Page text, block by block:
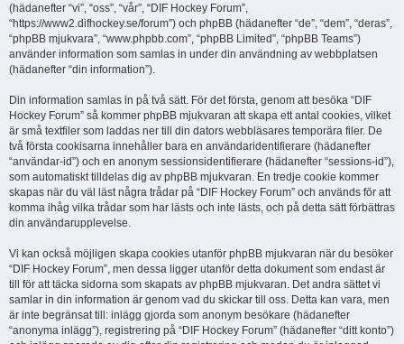
(hädanefter “vi”, “oss”, “vår”, “DIF Hockey Forum”,
“https://www2.difhockey.se/forum”) och phpBB (hädanefter “de”, “dem”, “deras”,
“phpBB mjukvara”, “www.phpbb.com”, “phpBB Limited”, “phpBB Teams”)
använder information som samlas in under din användning av webbplatsen
(hädanefter “din information”).
Din information samlas in på två sätt. För det första, genom att besöka “DIF
Hockey Forum” så kommer phpBB mjukvaran att skapa ett antal cookies, vilket
är små textfiler som laddas ner till din dators webbläsares temporära filer. De
två första cookisarna innehåller bara en användaridentifierare (hädanefter
“användar-id”) och en anonym sessionsidentifierare (hädanefter “sessions-id”),
som automatiskt tilldelas dig av phpBB mjukvaran. En tredje cookie kommer
skapas när du väl läst några trådar på “DIF Hockey Forum” och används för att
komma ihåg vilka trådar som har lästs och inte lästs, och på detta sätt förbättras
din användarupplevelse.
Vi kan också möjligen skapa cookies utanför phpBB mjukvaran när du besöker
“DIF Hockey Forum”, men dessa ligger utanför detta dokument som endast är
till för att täcka sidorna som skapats av phpBB mjukvaran. Det andra sättet vi
samlar in din information är genom vad du skickar till oss. Detta kan vara, men
är inte begränsat till: inlägg gjorda som anonym besökare (hädanefter
“anonyma inlägg”), registrering på “DIF Hockey Forum” (hädanefter “ditt konto”)